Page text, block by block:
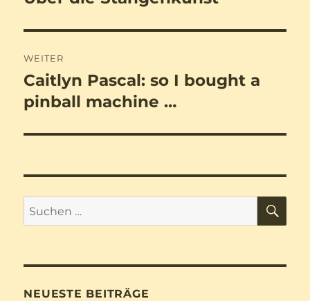
WEITER
Nächster
Beitrag:
Caitlyn Pascal: so I bought a
pinball machine …
Suchen
nach:
NEUESTE BEITRÄGE